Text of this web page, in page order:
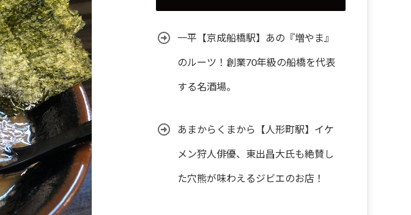
一平【京成船橋駅】あの『増やま』
のルーツ！創業70年級の船橋を代表
する名酒場。
あまからくまから【人形町駅】イケ
メン狩人俳優、東出昌大氏も絶賛し
た穴熊が味わえるジビエのお店！